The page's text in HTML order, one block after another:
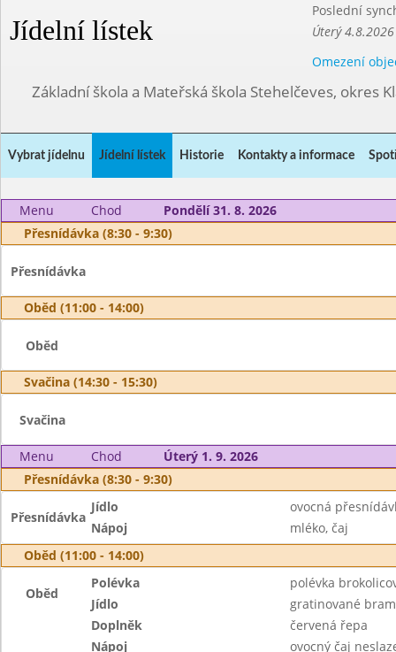
Jídelní lístek
Poslední
Úterý
Omezení
Základní škola a Mateřská škola Stehelčeves, okres
Vybrat jídelnu Jídelní lístek Historie Kontakty a informace
Menu Chod
Pondělí 31. 8. 2026
Přesnídávka (8:30 - 9:30)
Přesnídávka
Oběd (11:00 - 14:00)
Oběd
Svačina (14:30 - 15:30)
Svačina
Menu Chod
Úterý 1. 9. 2026
Přesnídávka (8:30 - 9:30)
Přesnídávka
Jídlo
ovocná
Nápoj
mléko, čaj
Oběd (11:00 - 14:00)
Oběd
Polévka
polévka
Jídlo
gratinované
Doplněk
červená řepa
Nápoj
ovocný čaj